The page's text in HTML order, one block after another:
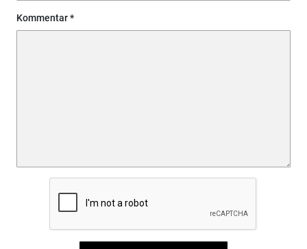
Kommentar